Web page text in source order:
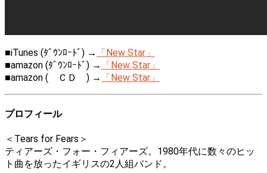
■iTunes (ﾀﾞｳﾝﾛｰﾄﾞ) →
「New Star」
■amazon (ﾀﾞｳﾝﾛｰﾄﾞ) →
「New Star」
■amazon ( ＣＤ ) →
「New Star」
プロフィール
＜Tears for Fears＞
ティアーズ・フォー・フィアーズ。1980年代に数々のヒッ
ト曲を放ったイギリスの2人組バンド。